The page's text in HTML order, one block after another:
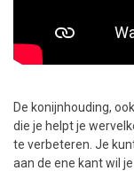
De konijnhouding,
die je helpt je
te verbeteren. Je
aan de ene kant wil